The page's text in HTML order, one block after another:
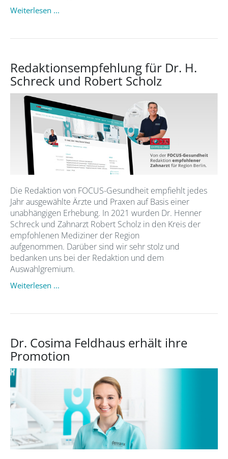
Weiterlesen ...
Redaktionsempfehlung für Dr. H.
Schreck und Robert Scholz
Die Redaktion von FOCUS-Gesundheit empfiehlt jedes
Jahr ausgewählte Ärzte und Praxen auf Basis einer
unabhängigen Erhebung. In 2021 wurden Dr. Henner
Schreck und Zahnarzt Robert Scholz in den Kreis der
empfohlenen Mediziner der Region
aufgenommen. Darüber sind wir sehr stolz und
bedanken uns bei der Redaktion und dem
Auswahlgremium.
Weiterlesen ...
Dr. Cosima Feldhaus erhält ihre
Promotion